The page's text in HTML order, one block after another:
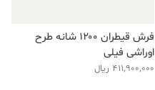
فرش قیطران ۱۲۰۰ شانه طرح
اوراشی فیلی
411,900,000 ریال